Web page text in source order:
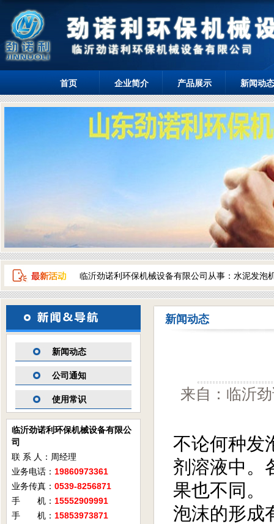
首页 企业简介 产品展示 新闻动态
临沂劲诺利环保机械设备有限公司从事：水泥发泡
新闻动态
公司通知
使用常识
临沂劲诺利环保机械设备有限公
司
联 系 人：周经理
业务电话： 19860973361
业务传真： 0539-8256871
手 机： 15552909991
手 机： 15853973871
新闻动态
来自：临沂
不论何种发
剂溶液中。
果也不同。
泡沫的形成